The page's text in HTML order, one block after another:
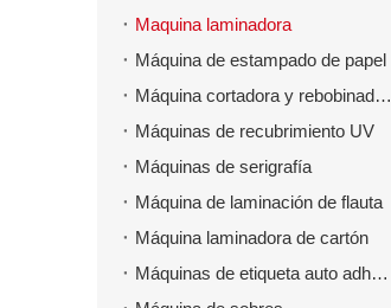
Maquina laminadora
Máquina de estampado de papel
Máquina cortadora y rebobinadora
Máquinas de recubrimiento UV
Máquinas de serigrafía
Máquina de laminación de flauta
Máquina laminadora de cartón
Máquinas de etiqueta auto adhesivas